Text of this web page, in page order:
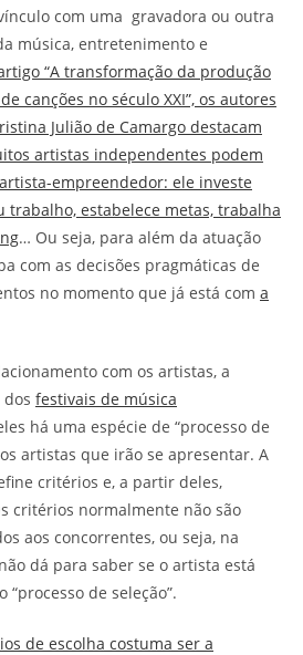
com uma gravadora ou outra
música, entretenimento e
“A transformação da produção
canções no século XXI”, os autores
Julião de Camargo destacam
artistas independentes podem
empreendedor: ele investe
trabalho, estabelece metas, trabalha
… Ou seja, para além da atuação
com as decisões pragmáticas de
no momento que já está com a
com os artistas, a
festivais de música
há uma espécie de “processo de
artistas que irão se apresentar. A
critérios e, a partir deles,
critérios normalmente não são
aos concorrentes, ou seja, na
dá para saber se o artista está
de seleção”.
de escolha costuma ser a